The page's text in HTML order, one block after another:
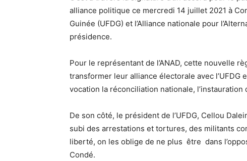
alliance politique ce mercredi 14 juillet 2021 à
Guinée (UFDG) et l’Alliance nationale pour
présidence.
Pour le représentant de l’ANAD, cette nouvelle
transformer leur alliance électorale avec
vocation la réconciliation nationale,
De son côté, le président de l’UFDG, Cellou
subi des arrestations et tortures, des militants
liberté, on les oblige de ne plus être dans
Condé.